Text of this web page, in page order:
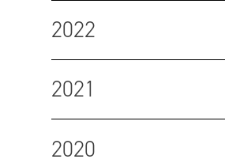
2022
2021
2020